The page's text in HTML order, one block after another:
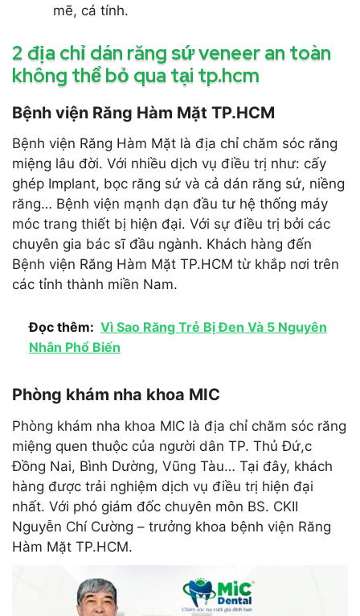
mẽ, cá tính.
2 địa chỉ dán răng sứ veneer an toàn
không thể bỏ qua tại tp.hcm
Bệnh viện Răng Hàm Mặt TP.HCM
Bệnh viện Răng Hàm Mặt là địa chỉ chăm sóc răng
miệng lâu đời. Với nhiều dịch vụ điều trị như: cấy
ghép Implant, bọc răng sứ và cả dán răng sứ, niềng
răng… Bệnh viện mạnh dạn đầu tư hệ thống máy
móc trang thiết bị hiện đại. Với sự điều trị bởi các
chuyên gia bác sĩ đầu ngành. Khách hàng đến
Bệnh viện Răng Hàm Mặt TP.HCM từ khắp nơi trên
các tỉnh thành miền Nam.
Đọc thêm: Vì Sao Răng Trẻ Bị Đen Và 5 Nguyên
Nhân Phổ Biến
Phòng khám nha khoa MIC
Phòng khám nha khoa MIC là địa chỉ chăm sóc răng
miệng quen thuộc của người dân TP. Thủ Đứ,c
Đồng Nai, Bình Dường, Vũng Tàu… Tại đây, khách
hàng được trải nghiệm dịch vụ điều trị hiện đại
nhất. Với phó giám đốc chuyên môn BS. CKII
Nguyễn Chí Cường – trưởng khoa bệnh viện Răng
Hàm Mặt TP.HCM.